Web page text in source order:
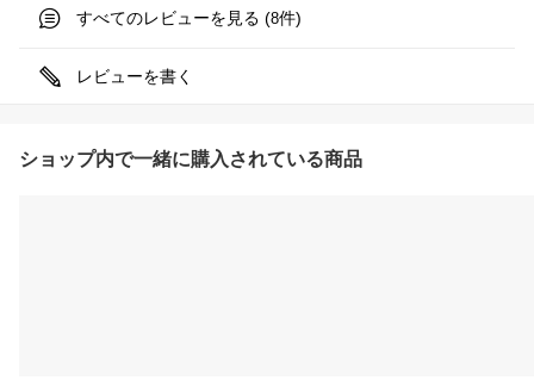
すべてのレビューを見る (8件)
レビューを書く
ショップ内で一緒に購入されている商品